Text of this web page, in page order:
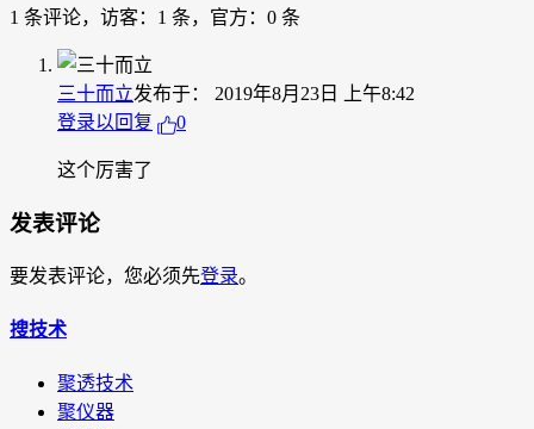
1 条评论，访客：1 条，官方：0 条
三十而立发布于： 2019年8月23日 上午8:42
登录以回复
0
这个厉害了
发表评论
要发表评论，您必须先登录。
搜技术
聚透技术
聚仪器